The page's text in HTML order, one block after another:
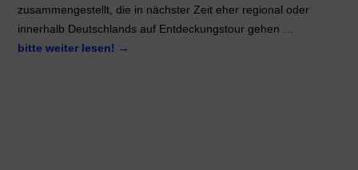
zusammengestellt, die in nächster Zeit eher regional oder
innerhalb Deutschlands auf Entdeckungstour gehen …
bitte weiter lesen! →